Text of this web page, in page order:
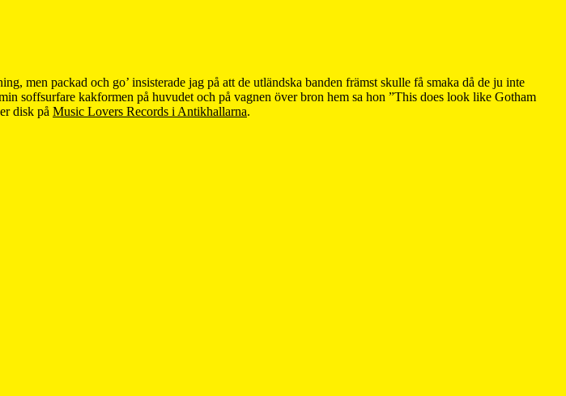
packad och go’ insisterade jag på att de utländska banden främst skulle få smaka då de ju inte
soffsurfare kakformen på huvudet och på vagnen över bron hem sa hon ”This does look like Gotham
disk på Music Lovers Records i Antikhallarna.